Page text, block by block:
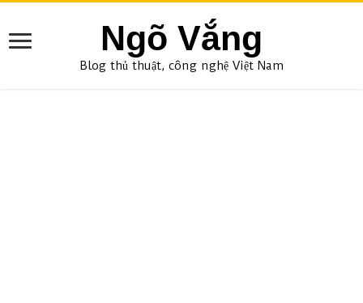
Ngõ Vắng
Blog thủ thuật, công nghệ Việt Nam